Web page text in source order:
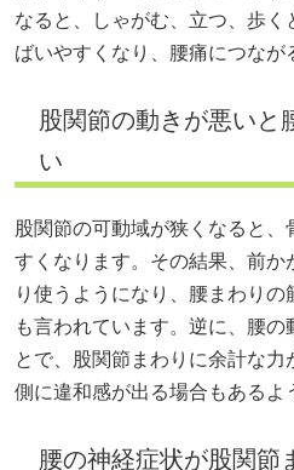
なると、しゃがむ、立つ、歩
ばいやすくなり、腰痛につなが
股関節の動きが悪いと
い
股関節の可動域が狭くなると
すくなります。その結果、前
り使うようになり、腰まわりの
も言われています。逆に、腰の
とで、股関節まわりに余計な
側に違和感が出る場合もあるよ
腰の神経症状が股関節